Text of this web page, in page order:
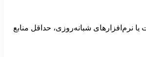
یا نرم‌افزارهای شبانه‌روزی، حداقل منابع